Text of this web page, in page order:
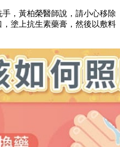
，黃柏榮醫師說，請小心移除
塗上抗生素藥膏，然後以敷料